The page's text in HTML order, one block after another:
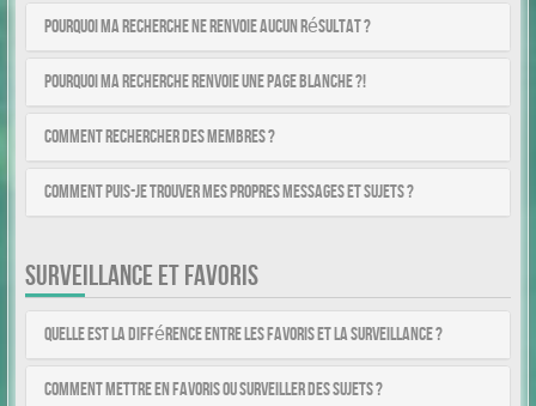
Pourquoi ma recherche ne renvoie aucun résultat ?
Pourquoi ma recherche renvoie une page blanche ?!
Comment rechercher des membres ?
Comment puis-je trouver mes propres messages et sujets ?
SURVEILLANCE ET FAVORIS
Quelle est la différence entre les favoris et la surveillance ?
Comment mettre en favoris ou surveiller des sujets ?